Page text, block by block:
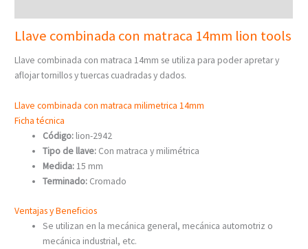
Llave combinada con matraca 14mm lion tools
Llave combinada con matraca 14mm se utiliza para poder apretar y
aflojar tornillos y tuercas cuadradas y dados.
Llave combinada con matraca milimetrica 14mm
Ficha técnica
Código: lion-2942
Tipo de llave: Con matraca y milimétrica
Medida: 15 mm
Terminado: Cromado
Ventajas y Beneficios
Se utilizan en la mecánica general, mecánica automotriz o
mecánica industrial, etc.